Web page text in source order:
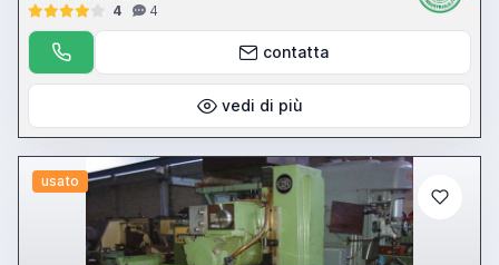
4
4
contatta
vedi di più
usato